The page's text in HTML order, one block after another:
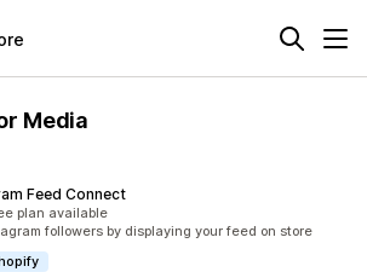
Media
Feed Connect
plan available
followers by displaying your feed on store